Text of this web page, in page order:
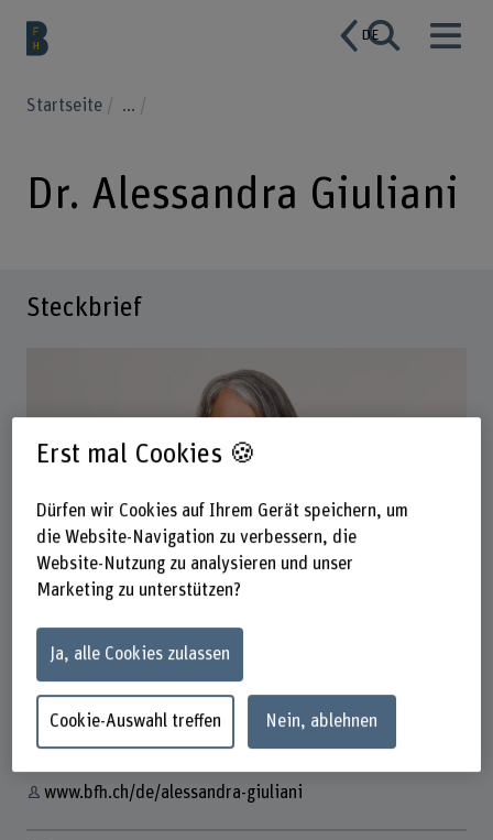
DE
Startseite ...
Dr. Alessandra Giuliani
Steckbrief
Dr. Alessandra Giuliani
E-Mail anzeigen
www.bfh.ch/de/alessandra-giuliani
Erst mal Cookies 🍪
Dürfen wir Cookies auf Ihrem Gerät speichern, um
die Website-Navigation zu verbessern, die
Website-Nutzung zu analysieren und unser
Marketing zu unterstützen?
Ja, alle Cookies zulassen
Cookie-Auswahl treffen Nein, ablehnen